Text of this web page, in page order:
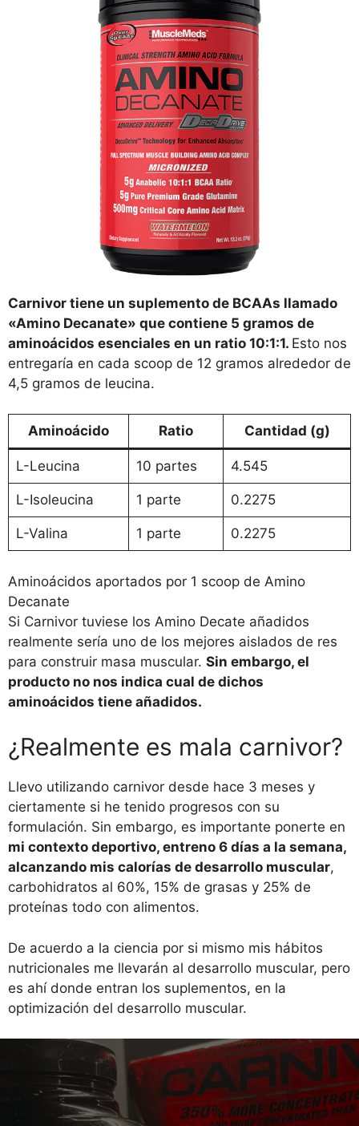
Carnivor tiene un suplemento de BCAAs llamado
«Amino Decanate» que contiene 5 gramos de
aminoácidos esenciales en un ratio 10:1:1. Esto nos
entregaría en cada scoop de 12 gramos alrededor de
4,5 gramos de leucina.
Aminoácido Ratio Cantidad (g)
L-Leucina 10 partes 4.545
L-Isoleucina 1 parte 0.2275
L-Valina 1 parte 0.2275
Aminoácidos aportados por 1 scoop de Amino
Decanate
Si Carnivor tuviese los Amino Decate añadidos
realmente sería uno de los mejores aislados de res
para construir masa muscular. Sin embargo, el
producto no nos indica cual de dichos
aminoácidos tiene añadidos.
¿Realmente es mala carnivor?
Llevo utilizando carnivor desde hace 3 meses y
ciertamente si he tenido progresos con su
formulación. Sin embargo, es importante ponerte en
mi contexto deportivo, entreno 6 días a la semana,
alcanzando mis calorías de desarrollo muscular,
carbohidratos al 60%, 15% de grasas y 25% de
proteínas todo con alimentos.
De acuerdo a la ciencia por si mismo mis hábitos
nutricionales me llevarán al desarrollo muscular, pero
es ahí donde entran los suplementos, en la
optimización del desarrollo muscular.